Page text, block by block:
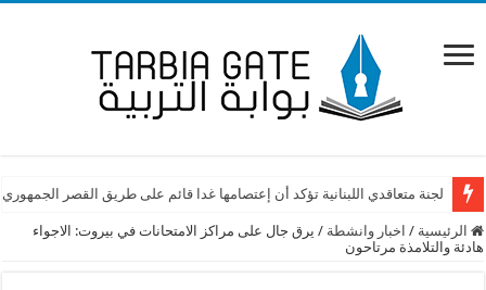
لجنة متعاقدي اللبنانية تؤكد أن إعتصامها غدا قائم على طريق القصر الجمهوري
الرئيسية / اخبار وانشطة / يرق جال على مراكز الامتحانات في بيروت: الاجواء
هادئة والتلامذة مرتاحون